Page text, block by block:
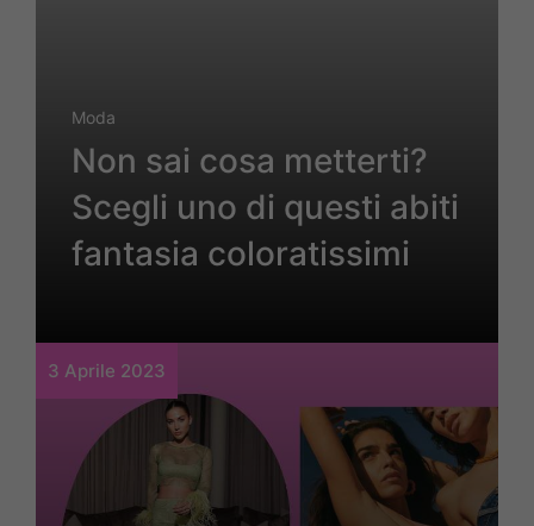
Moda
Non sai cosa metterti?
Scegli uno di questi abiti
fantasia coloratissimi
3 Aprile 2023